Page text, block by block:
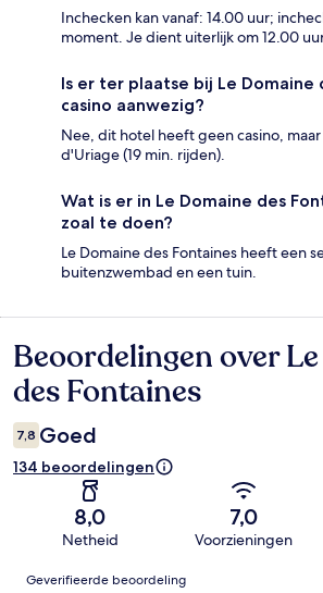
Inchecken kan vanaf: 14.00 uur;
moment. Je dient uiterlijk om 12.00
Is er ter plaatse bij Le Domaine
casino aanwezig?
Nee, dit hotel heeft geen casino,
d'Uriage (19 min. rijden).
Wat is er in Le Domaine des
zoal te doen?
Le Domaine des Fontaines heeft een
buitenzwembad en een tuin.
Beoordelingen
Beoordelingen over
des Fontaines
7,8 Goed
134 beoordelingen
8,0
Netheid
7,0
Voorzieningen
Beoordelingen
Geverifieerde beoordeling